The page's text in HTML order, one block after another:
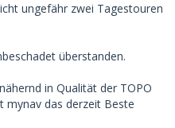
ungefähr zwei Tagestouren
überstanden.
in Qualität der TOPO
das derzeit Beste